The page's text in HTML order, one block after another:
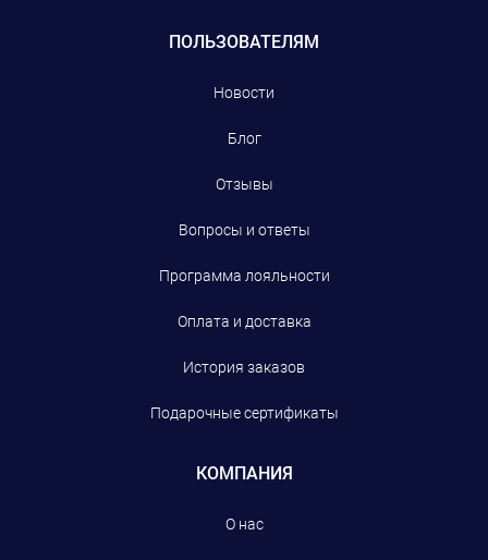
ПОЛЬЗОВАТЕЛЯМ
Новости
Блог
Отзывы
Вопросы и ответы
Программа лояльности
Оплата и доставка
История заказов
Подарочные сертификаты
КОМПАНИЯ
О нас